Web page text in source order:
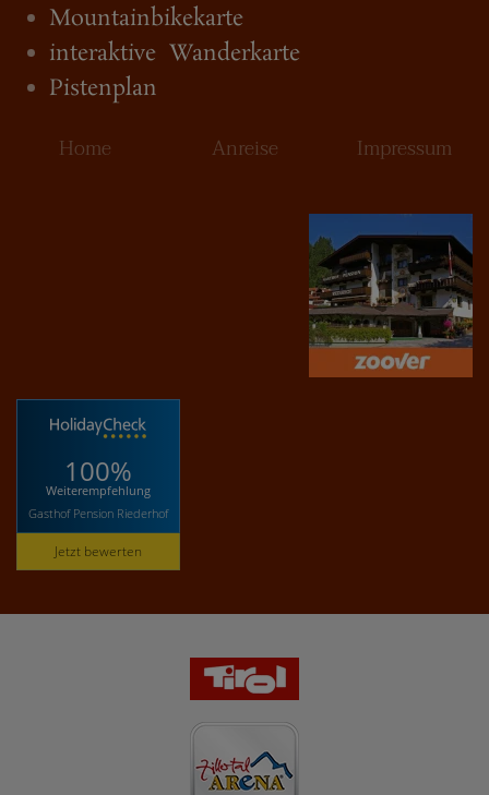
Mountainbikekarte
interaktive Wanderkarte
Pistenplan
Home Anreise Impressum
100%
Weiterempfehlung
Gasthof Pension Riederhof
Jetzt bewerten